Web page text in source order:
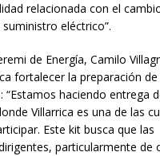
relacionada con el
eléctrico”.
de Energía, Camilo
fortalecer la preparación
“Estamos haciendo entrega
Villarrica es una de las
Este kit busca que las
particularmente de